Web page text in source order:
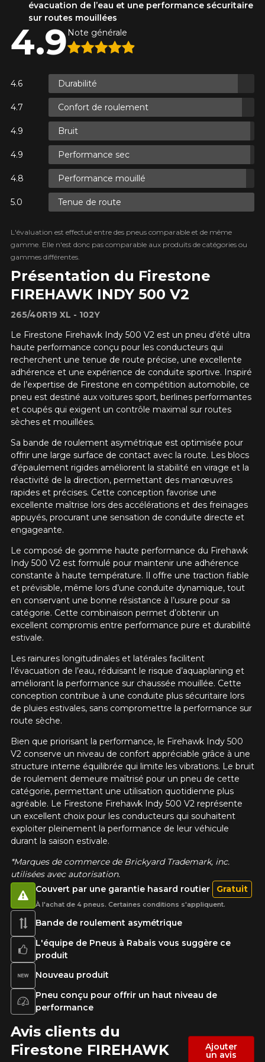
évacuation de l’eau et une performance sécuritaire
sur routes mouillées
Présentation du Firestone
FIREHAWK INDY 500 V2
265/40R19 XL - 102Y
Le Firestone Firehawk Indy 500 V2 est un pneu d’été ultra
haute performance conçu pour les conducteurs qui
recherchent une tenue de route précise, une excellente
adhérence et une expérience de conduite sportive. Inspiré
de l’expertise de Firestone en compétition automobile, ce
pneu est destiné aux voitures sport, berlines performantes
et coupés qui exigent un contrôle maximal sur routes
sèches et mouillées.
Sa bande de roulement asymétrique est optimisée pour
offrir une large surface de contact avec la route. Les blocs
d’épaulement rigides améliorent la stabilité en virage et la
réactivité de la direction, permettant des manœuvres
rapides et précises. Cette conception favorise une
excellente maîtrise lors des accélérations et des freinages
appuyés, procurant une sensation de conduite directe et
engageante.
Le composé de gomme haute performance du Firehawk
Indy 500 V2 est formulé pour maintenir une adhérence
constante à haute température. Il offre une traction fiable
et prévisible, même lors d’une conduite dynamique, tout
en conservant une bonne résistance à l’usure pour sa
catégorie. Cette combinaison permet d’obtenir un
excellent compromis entre performance pure et durabilité
estivale.
Les rainures longitudinales et latérales facilitent
l’évacuation de l’eau, réduisant le risque d’aquaplaning et
améliorant la performance sur chaussée mouillée. Cette
conception contribue à une conduite plus sécuritaire lors
de pluies estivales, sans compromettre la performance sur
route sèche.
Bien que priorisant la performance, le Firehawk Indy 500
V2 conserve un niveau de confort appréciable grâce à une
structure interne équilibrée qui limite les vibrations. Le bruit
de roulement demeure maîtrisé pour un pneu de cette
catégorie, permettant une utilisation quotidienne plus
agréable. Le Firestone Firehawk Indy 500 V2 représente
un excellent choix pour les conducteurs qui souhaitent
exploiter pleinement la performance de leur véhicule
durant la saison estivale.
*Marques de commerce de Brickyard Trademark, inc.
utilisées avec autorisation.
4.9 Note générale
Durabilité
Confort de roulement
Bruit
Performance sec
Performance mouillé
Tenue de route
L'évaluation est effectué entre des pneus comparable et de même
gamme. Elle n'est donc pas comparable aux produits de catégories ou
gammes différentes.
Bande de roulement asymétrique
L'équipe de Pneus à Rabais vous suggère ce
produit
Nouveau produit
Pneu conçu pour offrir un haut niveau de
performance
Couvert par une garantie hasard routier Gratuit
À l'achat de 4 pneus. Certaines conditions s'appliquent.
Avis clients du
Firestone FIREHAWK
Ajouter
un avis